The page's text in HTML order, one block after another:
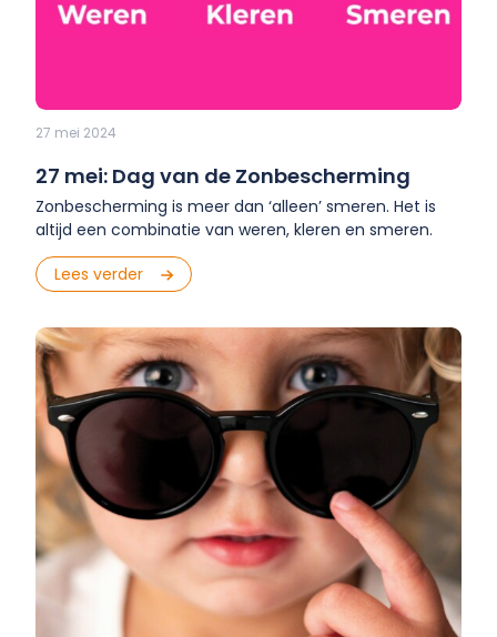
27 mei 2024
27 mei: Dag van de Zonbescherming
Zonbescherming is meer dan ‘alleen’ smeren. Het is
altijd een combinatie van weren, kleren en smeren.
Lees verder